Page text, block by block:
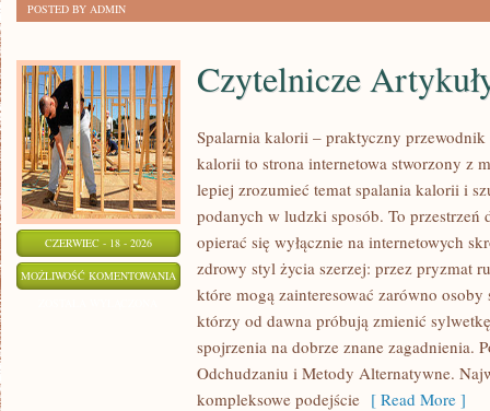
POSTED BY ADMIN
CZERWIEC - 18 - 2026
MOŻLIWOŚĆ KOMENTOWANIA CZYTELNICZE
ARTYKUŁY
Czytelnicze
Spalarnia kalorii – praktyczny
kalorii to strona internetowa stworzony z
lepiej zrozumieć temat spalania kalorii i
podanych w ludzki sposób. To
opierać się wyłącznie na internetowych
zdrowy styl życia szerzej: przez pryzmat
które mogą zainteresować zarówno
którzy od dawna próbują zmienić
spojrzenia na dobrze znane zagadnienia.
Odchudzaniu i Metody Alternatywne.
kompleksowe podejście [ Read More ]